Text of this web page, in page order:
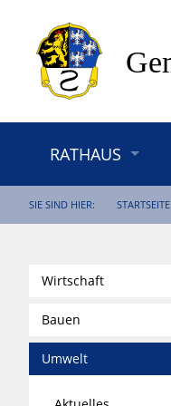
RATHAUS
SIE SIND HIER: STARTSEITE
Wirtschaft
Bauen
Umwelt